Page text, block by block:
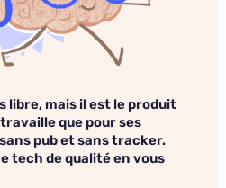
libre, mais il est le produit
que pour ses
pub et sans tracker.
tech de qualité en vous